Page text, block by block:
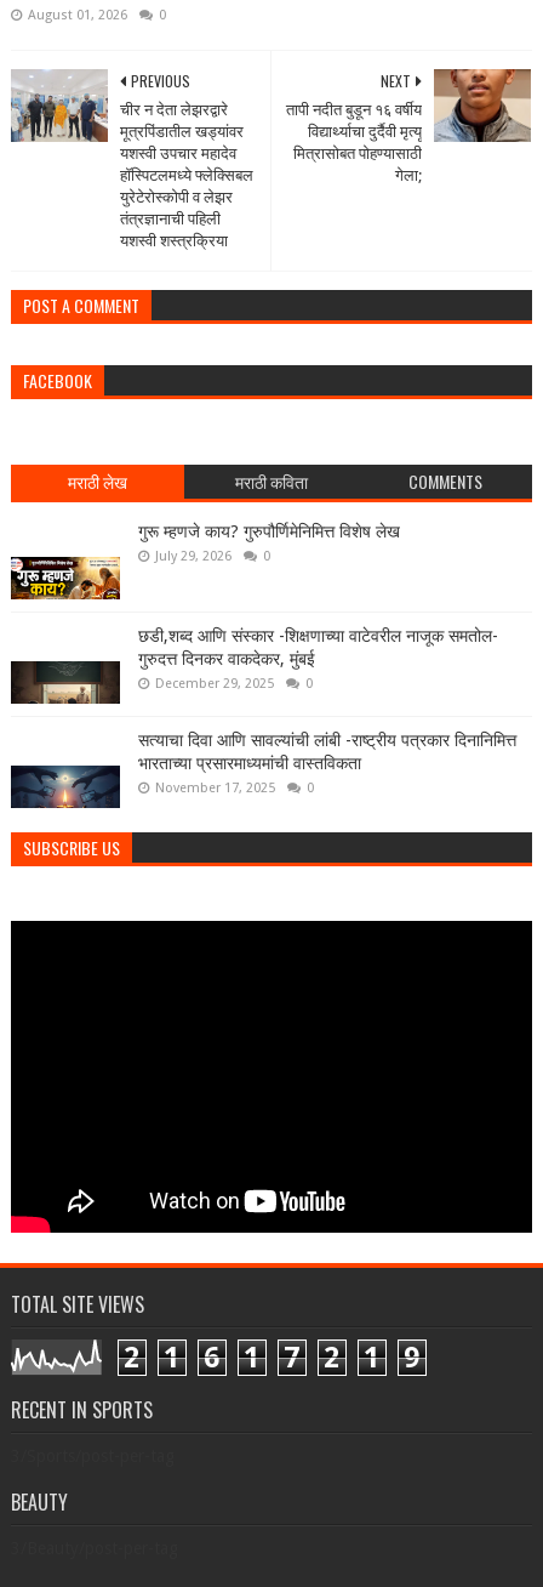
August 01, 2026 0
NEXT
तापी नदीत बुडून १६ वर्षीय
विद्यार्थ्याचा दुर्दैवी मृत्यू
मित्रासोबत पोहण्यासाठी
गेला;
PREVIOUS
चीर न देता लेझरद्वारे
मूत्रपिंडातील खड्यांवर
यशस्वी उपचार महादेव
हॉस्पिटलमध्ये फ्लेक्सिबल
युरेटेरोस्कोपी व लेझर
तंत्रज्ञानाची पहिली
यशस्वी शस्त्रक्रिया
POST A COMMENT
FACEBOOK
मराठी लेख मराठी कविता COMMENTS
गुरू म्हणजे काय? गुरुपौर्णिमेनिमित्त विशेष लेख
July 29, 2026 0
छडी,शब्द आणि संस्कार -शिक्षणाच्या वाटेवरील नाजूक समतोल-
गुरुदत्त दिनकर वाकदेकर, मुंबई
December 29, 2025 0
सत्याचा दिवा आणि सावल्यांची लांबी -राष्ट्रीय पत्रकार दिनानिमित्त
भारताच्या प्रसारमाध्यमांची वास्तविकता
November 17, 2025 0
SUBSCRIBE US
TOTAL SITE VIEWS
2 1 6 1 7 2 1 9
RECENT IN SPORTS
BEAUTY